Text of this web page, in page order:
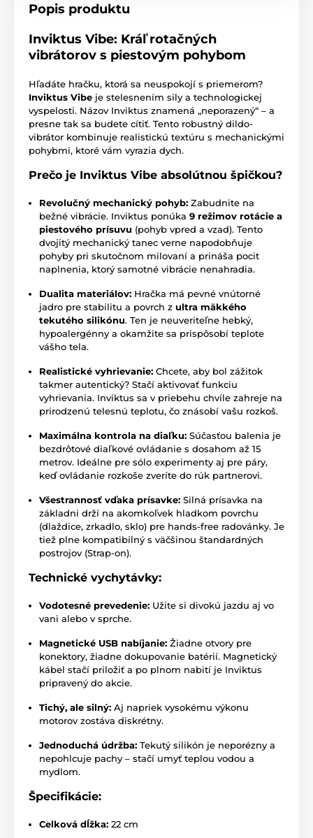
Popis produktu
Inviktus Vibe: Kráľ rotačných
vibrátorov s piestovým pohybom
Hľadáte hračku, ktorá sa neuspokojí s priemerom?
Inviktus Vibe je stelesnením sily a technologickej
vyspelosti. Názov Inviktus znamená „neporazený“ – a
presne tak sa budete cítiť. Tento robustný dildo-
vibrátor kombinuje realistickú textúru s mechanickými
pohybmi, ktoré vám vyrazia dych.
Prečo je Inviktus Vibe absolútnou špičkou?
Revolučný mechanický pohyb: Zabudnite na
bežné vibrácie. Inviktus ponúka 9 režimov rotácie a
piestového prísuvu (pohyb vpred a vzad). Tento
dvojitý mechanický tanec verne napodobňuje
pohyby pri skutočnom milovaní a prináša pocit
naplnenia, ktorý samotné vibrácie nenahradia.
Dualita materiálov: Hračka má pevné vnútorné
jadro pre stabilitu a povrch z ultra mäkkého
tekutého silikónu. Ten je neuveriteľne hebký,
hypoalergénny a okamžite sa prispôsobí teplote
vášho tela.
Realistické vyhrievanie: Chcete, aby bol zážitok
takmer autentický? Stačí aktivovať funkciu
vyhrievania. Inviktus sa v priebehu chvíle zahreje na
prirodzenú telesnú teplotu, čo znásobí vašu rozkoš.
Maximálna kontrola na diaľku: Súčasťou balenia je
bezdrôtové diaľkové ovládanie s dosahom až 15
metrov. Ideálne pre sólo experimenty aj pre páry,
keď ovládanie rozkoše zveríte do rúk partnerovi.
Všestrannosť vďaka prísavke: Silná prísavka na
základni drží na akomkoľvek hladkom povrchu
(dlaždice, zrkadlo, sklo) pre hands-free radovánky. Je
tiež plne kompatibilný s väčšinou štandardných
postrojov (Strap-on).
Technické vychytávky:
Vodotesné prevedenie: Užite si divokú jazdu aj vo
vani alebo v sprche.
Magnetické USB nabíjanie: Žiadne otvory pre
konektory, žiadne dokupovanie batérií. Magnetický
kábel stačí priložiť a po plnom nabití je Inviktus
pripravený do akcie.
Tichý, ale silný: Aj napriek vysokému výkonu
motorov zostáva diskrétny.
Jednoduchá údržba: Tekutý silikón je neporézny a
nepohlcuje pachy – stačí umyť teplou vodou a
mydlom.
Špecifikácie:
Celková dĺžka: 22 cm